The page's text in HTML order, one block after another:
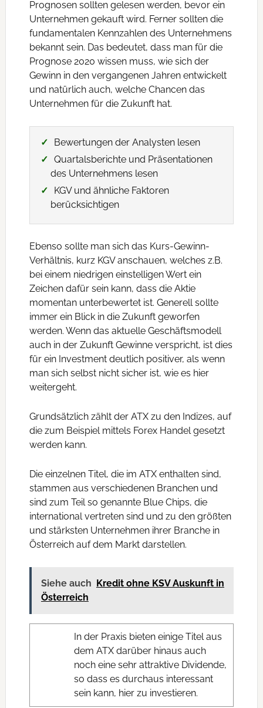
Prognosen sollten gelesen werden, bevor ein
Unternehmen gekauft wird. Ferner sollten die
fundamentalen Kennzahlen des Unternehmens
bekannt sein. Das bedeutet, dass man für die
Prognose 2020 wissen muss, wie sich der
Gewinn in den vergangenen Jahren entwickelt
und natürlich auch, welche Chancen das
Unternehmen für die Zukunft hat.
Bewertungen der Analysten lesen
Quartalsberichte und Präsentationen
des Unternehmens lesen
KGV und ähnliche Faktoren
berücksichtigen
Ebenso sollte man sich das Kurs-Gewinn-
Verhältnis, kurz KGV anschauen, welches z.B.
bei einem niedrigen einstelligen Wert ein
Zeichen dafür sein kann, dass die Aktie
momentan unterbewertet ist. Generell sollte
immer ein Blick in die Zukunft geworfen
werden. Wenn das aktuelle Geschäftsmodell
auch in der Zukunft Gewinne verspricht, ist dies
für ein Investment deutlich positiver, als wenn
man sich selbst nicht sicher ist, wie es hier
weitergeht.
Grundsätzlich zählt der ATX zu den Indizes, auf
die zum Beispiel mittels Forex Handel gesetzt
werden kann.
Die einzelnen Titel, die im ATX enthalten sind,
stammen aus verschiedenen Branchen und
sind zum Teil so genannte Blue Chips, die
international vertreten sind und zu den größten
und stärksten Unternehmen ihrer Branche in
Österreich auf dem Markt darstellen.
Siehe auch Kredit ohne KSV Auskunft in
Österreich
In der Praxis bieten einige Titel aus
dem ATX darüber hinaus auch
noch eine sehr attraktive Dividende,
so dass es durchaus interessant
sein kann, hier zu investieren.